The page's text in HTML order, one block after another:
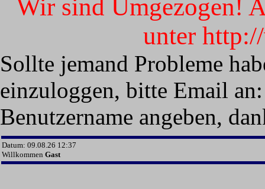
Wir sind Umgezogen!
unter
Sollte jemand Probleme
einzuloggen, bitte Email
Benutzername angeben,
Datum: 09.08.26 12:37
Willkommen Gast